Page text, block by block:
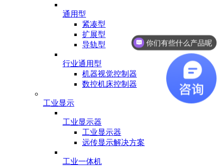
通用型
紧凑型
扩展型
导轨型
行业通用型
机器视觉控制器
数控机床控制器
工业显示
工业显示器
工业显示器
远传显示解决方案
工业一体机
有业务可以对接吗